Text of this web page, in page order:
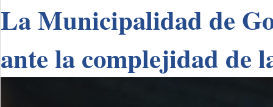
La Municipalidad de
ante la complejidad de